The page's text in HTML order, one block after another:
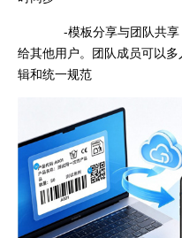
-模板分享与团队共享
给其他用户。团队成员可以
辑和统一规范